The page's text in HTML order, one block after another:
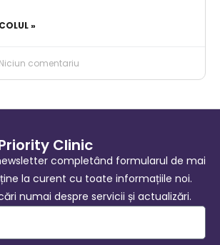
»
Niciun comentariu
Clinic
completând formularul de mai
la curent cu toate informațiile noi.
numai despre servicii și actualizări.